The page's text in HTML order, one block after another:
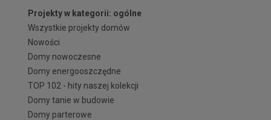
Projekty w kategorii: ogólne
Wszystkie projekty domów
Nowości
Domy nowoczesne
Domy energooszczędne
TOP 102 - hity naszej kolekcji
Domy tanie w budowie
Domy parterowe